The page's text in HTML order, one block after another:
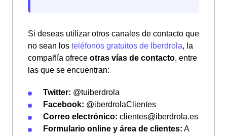
Si deseas utilizar otros canales de contacto que
no sean los teléfonos gratuitos de Iberdrola, la
compañía ofrece otras vías de contacto, entre
las que se encuentran:
Twitter: @tuiberdrola
Facebook: @iberdrolaClientes
Correo electrónico: clientes@iberdrola.es
Formulario online y área de clientes: A